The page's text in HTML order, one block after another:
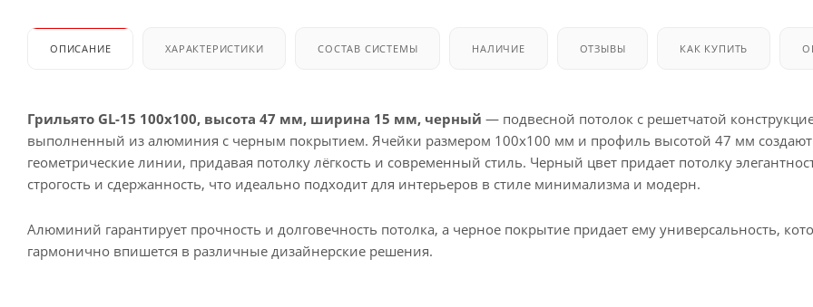
ОПИСАНИЕ ХАРАКТЕРИСТИКИ СОСТАВ СИСТЕМЫ НАЛИЧИЕ ОТЗЫВЫ КАК КУПИТЬ
Грильято GL-15 100x100, высота 47 мм, ширина 15 мм, черный — подвесной потолок с решетчатой
выполненный из алюминия с черным покрытием. Ячейки размером 100x100 мм и профиль высотой 47 мм создают
геометрические линии, придавая потолку лёгкость и современный стиль. Черный цвет придает потолку
строгость и сдержанность, что идеально подходит для интерьеров в стиле минимализма и модерн.
Алюминий гарантирует прочность и долговечность потолка, а черное покрытие придает ему универсальность,
гармонично впишется в различные дизайнерские решения.